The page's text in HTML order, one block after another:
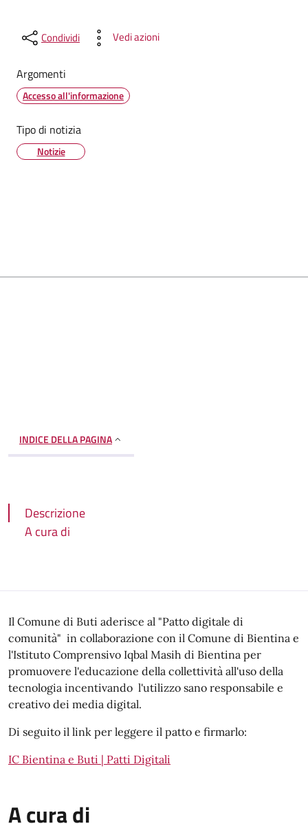
Condividi Vedi azioni
Argomenti
Accesso all'informazione
Tipo di notizia
Notizie
INDICE DELLA PAGINA
Descrizione
A cura di
Descrizione
Il Comune di Buti aderisce al "Patto digitale di
comunità" in collaborazione con il Comune di Bientina e
l'Istituto Comprensivo Iqbal Masih di Bientina per
promuovere l'educazione della collettività all'uso della
tecnologia incentivando l'utilizzo sano responsabile e
creativo dei media digital.
Di seguito il link per leggere il patto e firmarlo:
IC Bientina e Buti | Patti Digitali
A cura di